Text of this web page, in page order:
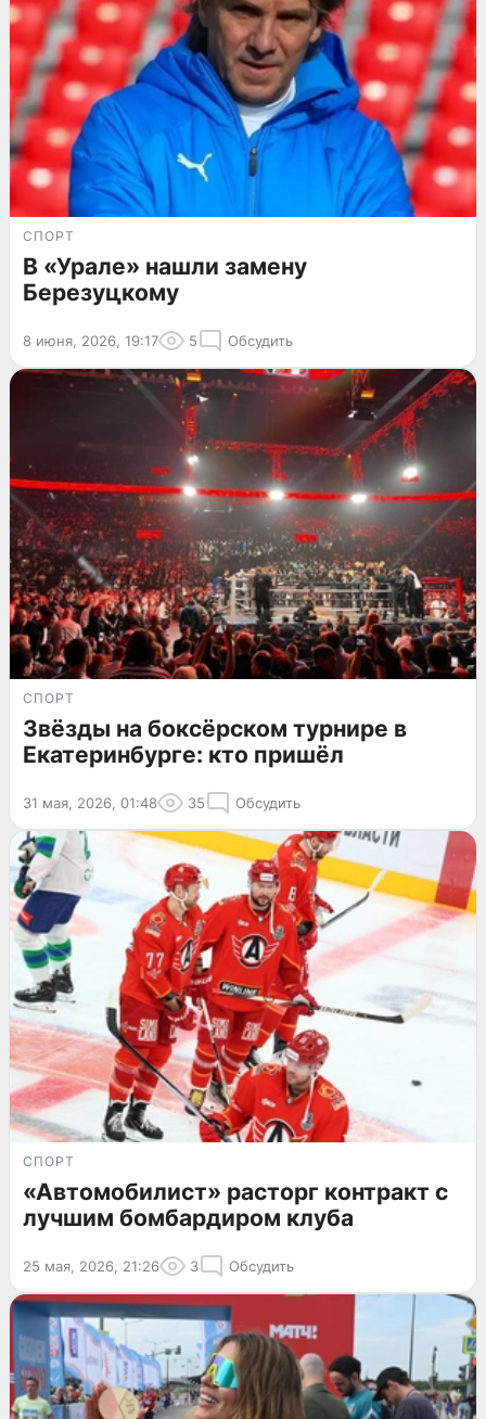
СПОРТ
В «Урале» нашли замену
Березуцкому
8 июня, 2026, 19:17 5 Обсудить
СПОРТ
Звёзды на боксёрском турнире в
Екатеринбурге: кто пришёл
31 мая, 2026, 01:48 35 Обсудить
СПОРТ
«Автомобилист» расторг контракт с
лучшим бомбардиром клуба
25 мая, 2026, 21:26 3 Обсудить